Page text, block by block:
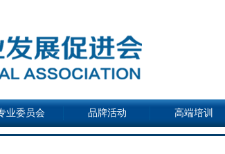
业委员会 品牌活动 高端培训